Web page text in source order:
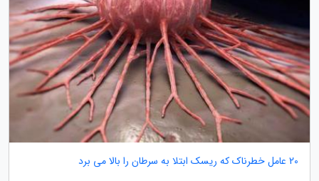
20 عامل خطرناک که ریسک ابتلا به سرطان را بالا می برد